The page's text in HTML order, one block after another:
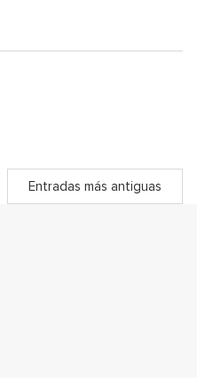
Entradas más antiguas